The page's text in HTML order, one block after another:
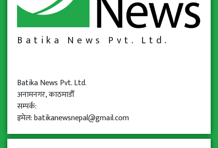
Batika News Pvt. Ltd.
Batika News Pvt. Ltd.
अनामनगर, काठमाडौँ
सम्पर्क:
इमेल: batikanewsnepal@gmail.com